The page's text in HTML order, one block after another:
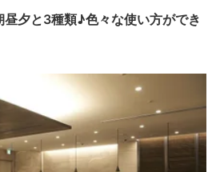
昼夕と3種類♪色々な使い方ができ